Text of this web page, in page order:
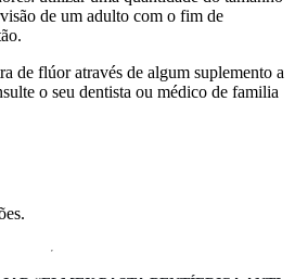
de um adulto com o fim de
de flúor através de algum suplemento a
o seu dentista ou médico de familia